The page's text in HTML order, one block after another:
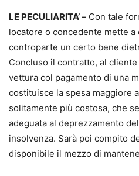
LE PECULIARITA’ – Con tale
locatore o concedente mette
controparte un certo bene
Concluso il contratto, al
vettura col pagamento di una
costituisce la spesa maggiore
solitamente più costosa, che
adeguata al deprezzamento
insolvenza. Sarà poi compito
disponibile il mezzo di